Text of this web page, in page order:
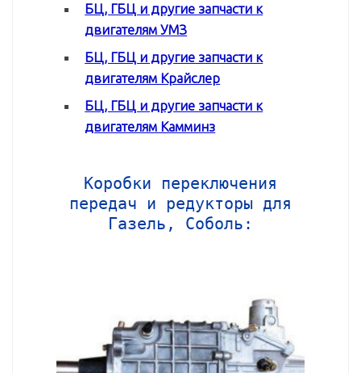
БЦ, ГБЦ и другие запчасти к
двигателям УМЗ
БЦ, ГБЦ и другие запчасти к
двигателям Крайслер
БЦ, ГБЦ и другие запчасти к
двигателям Камминз
Коробки переключения
передач и редукторы для
Газель, Соболь: